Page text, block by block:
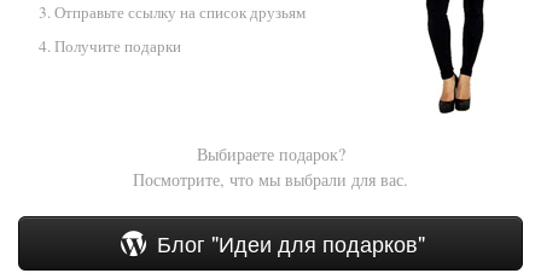
Отправьте ссылку на список друзьям
Получите подарки
Выбираете подарок?
Посмотрите, что мы выбрали для вас.
Блог "Идеи для подарков"